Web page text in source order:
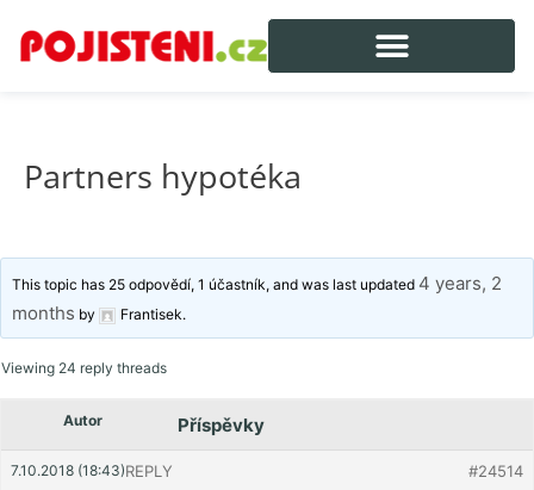
Partners hypotéka
This topic has 25 odpovědí, 1 účastník, and was last updated 4 years, 2
months by Frantisek.
Viewing 24 reply threads
Autor Příspěvky
7.10.2018 (18:43) #24514
REPLY